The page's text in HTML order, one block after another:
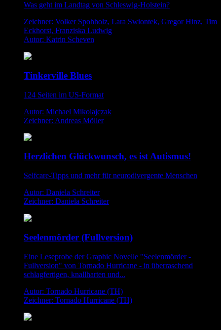
Was geht im Landtag von Schleswig-Holstein?
Zeichner: Volker Spohholz, Lara Swiontek, Gregor Hinz, Tim
Eckhorst, Franziska Ludwig
Autor: Katrin Scheven
Tinkerville Blues
124 Seiten im US-Format
Autor: Michael Mikolajczak
Zeichner: Andreas Möller
Herzlichen Glückwunsch, es ist Autismus!
Selfcare-Tipps und mehr für neurodivergente Menschen
Autor: Daniela Schreiter
Zeichner: Daniela Schreiter
Seelenmörder (Fullversion)
Eine Leseprobe der Graphic Novelle "Seelenmörder -
Fullversion" von Tornado Hurricane - in überraschend
schlagfertigen, knallharten und...
Autor: Tornado Hurricane (TH)
Zeichner: Tornado Hurricane (TH)